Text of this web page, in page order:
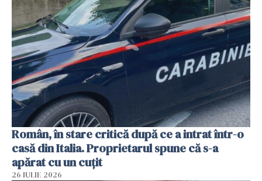
Român, în stare critică după ce a intrat într-o
casă din Italia. Proprietarul spune că s-a
apărat cu un cuțit
26 IULIE 2026